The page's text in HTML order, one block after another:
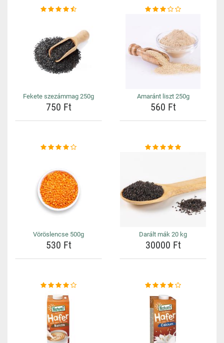
Fekete szezámmag 250g
750 Ft
Amaránt liszt 250g
560 Ft
Vöröslencse 500g
530 Ft
Darált mák 20 kg
30000 Ft